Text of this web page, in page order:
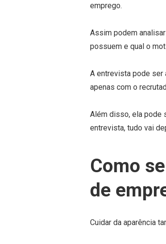
emprego.
Assim podem
possuem e qual o
A entrevista pode ser
apenas com o
Além disso, ela pode
entrevista, tudo vai
Como
de
Cuidar da aparência